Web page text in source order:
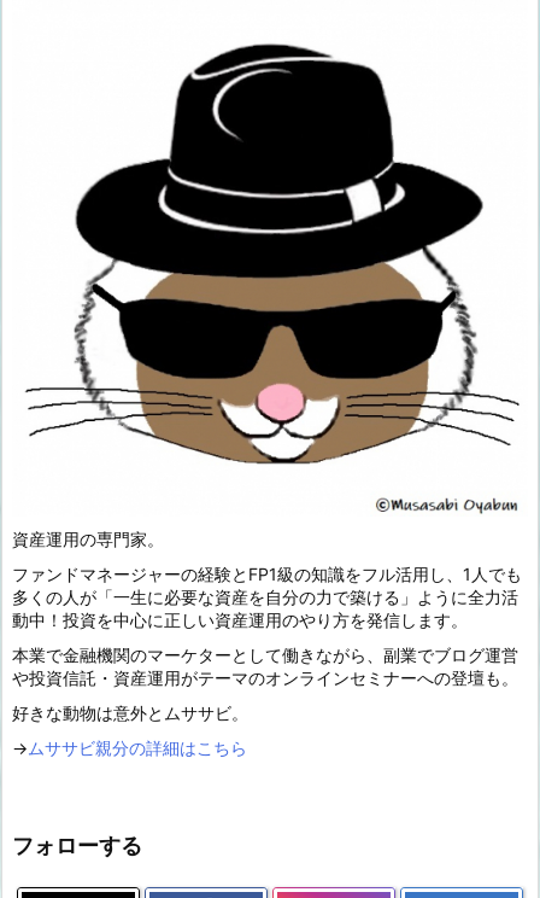
資産運用の専門家。
ファンドマネージャーの経験とFP1級の知識をフル活用し、1人でも
多くの人が「一生に必要な資産を自分の力で築ける」ように全力活
動中！投資を中心に正しい資産運用のやり方を発信します。
本業で金融機関のマーケターとして働きながら、副業でブログ運営
や投資信託・資産運用がテーマのオンラインセミナーへの登壇も。
好きな動物は意外とムササビ。
→ ムササビ親分の詳細はこちら
フォローする